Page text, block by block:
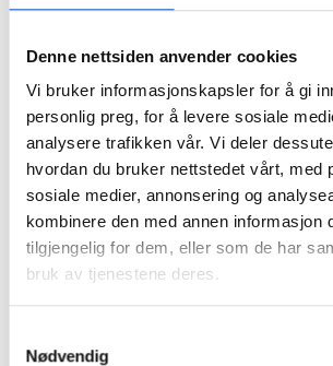
Denne nettsiden anvender cookies
Vi bruker informasjonskapsler for å gi
personlig preg, for å levere sosiale
analysere trafikken vår. Vi deler
hvordan du bruker nettstedet vårt, med
sosiale medier, annonsering og
kombinere den med annen informasjon
tilgjengelig for dem, eller som de har
bruk av tjenestene deres.
Nødvendig
2026-07-07 10:00
NCC bygger ny adkomst til Tøyen
2026-07-03 12:06
NCC skal utvikle Stegen
Indre Østfold kommune